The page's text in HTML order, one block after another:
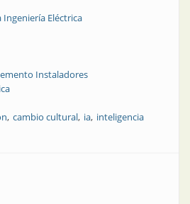
Ingeniería Eléctrica
Instaladores
cambio cultural ia inteligencia
tecnológico es un motor de